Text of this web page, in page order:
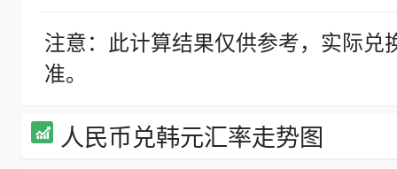
注意：此计算结果仅供参考，实际
准。
人民币兑韩元汇率走势图